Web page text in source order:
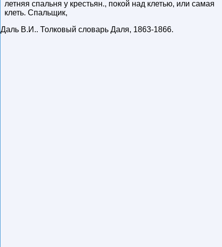
летняя спальня у крестьян., покой над клетью, или самая
клеть. Спальщик,
Даль В.И.. Толковый словарь Даля, 1863-1866.